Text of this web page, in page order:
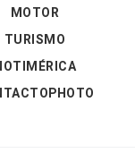
MOTOR
TURISMO